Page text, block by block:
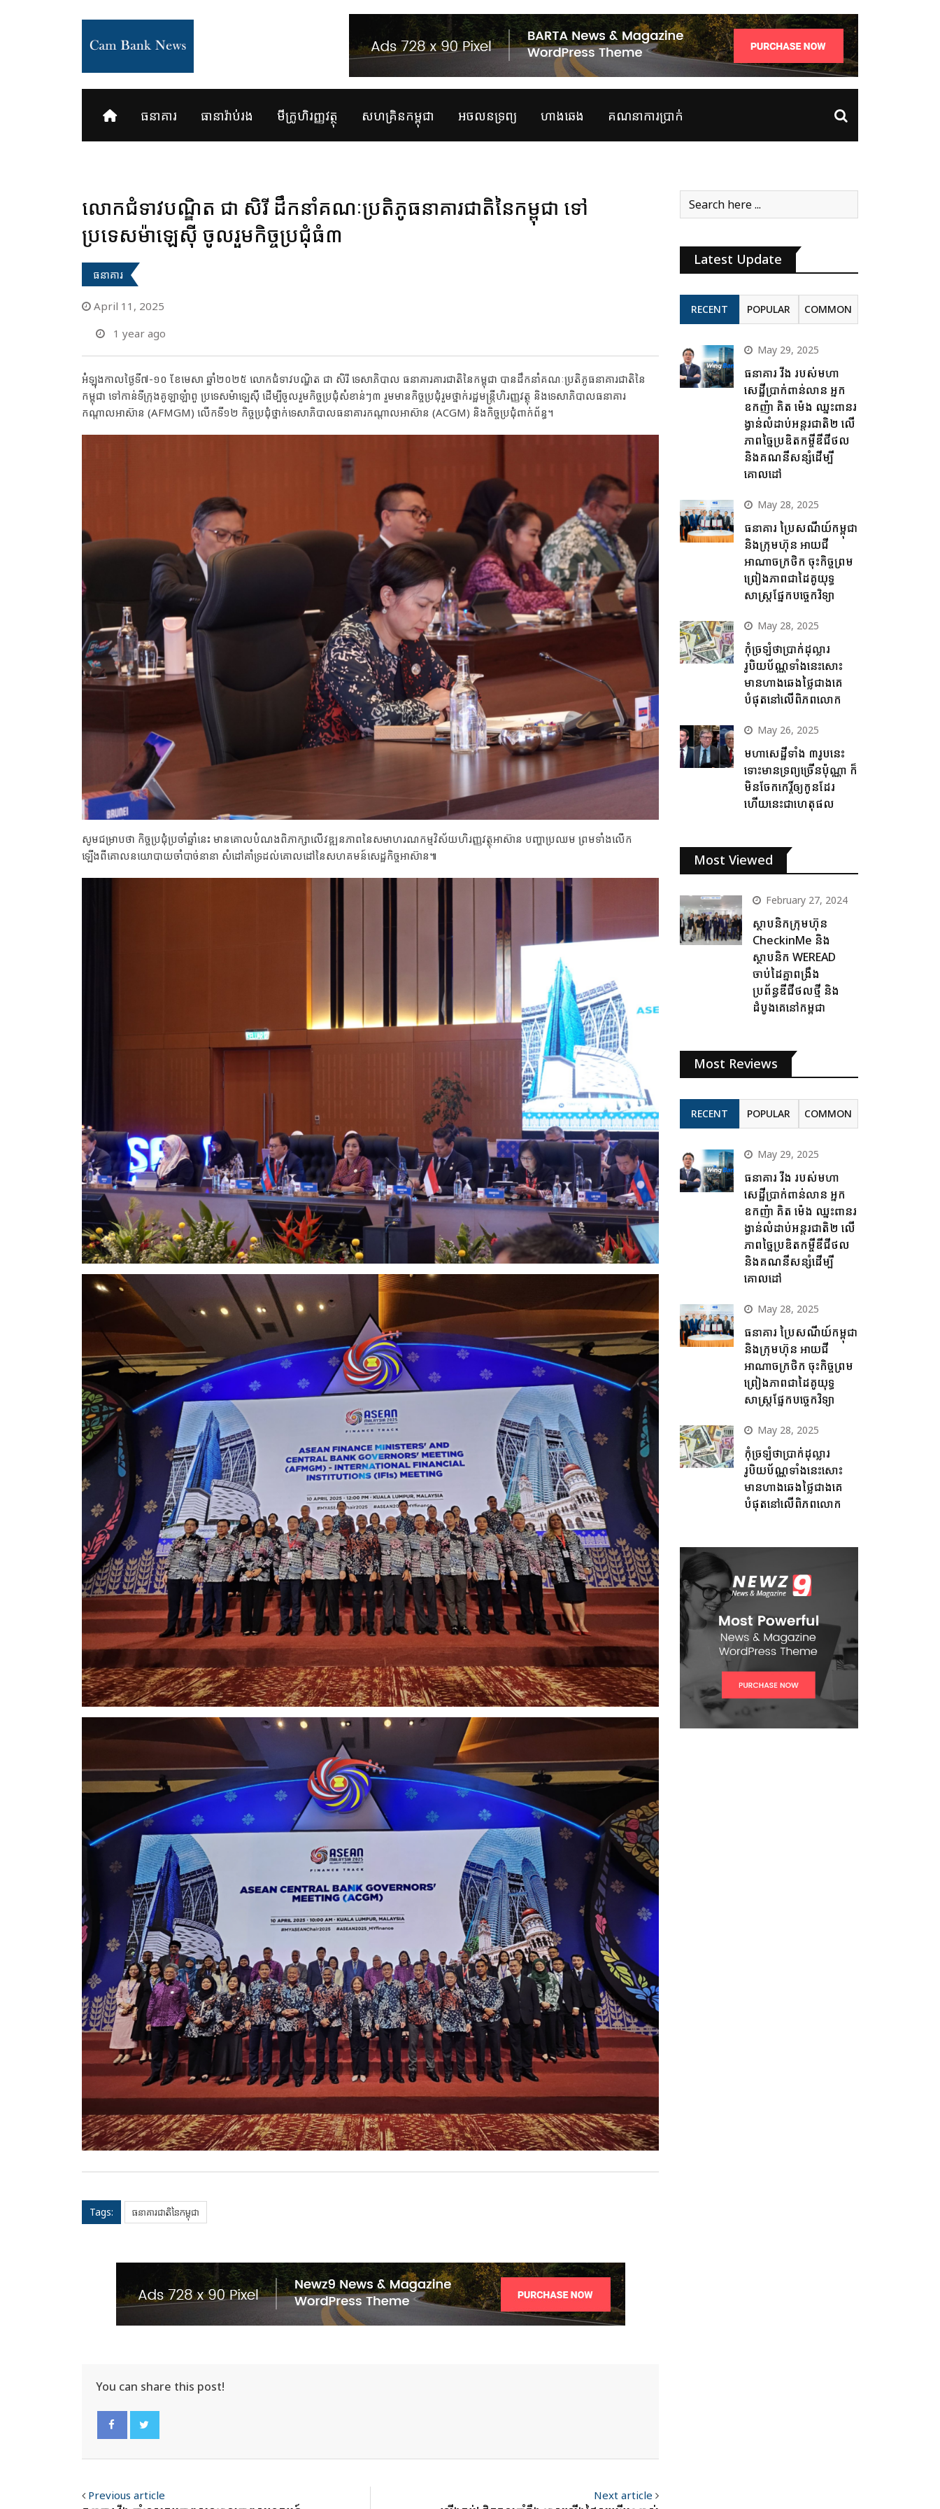
ធនាគារ ធានារ៉ាប់រង មីក្រូហិរញ្ញវត្ថុ សហគ្រិនកម្ពុជា អចលនទ្រព្យ ហាងឆេង គណនាការប្រាក់
លោកជំទាវបណ្ឌិត ជា សិរី ដឹកនាំគណៈប្រតិភូធនាគារជាតិនៃកម្ពុជា ទៅ
ប្រទេសម៉ាឡេស៊ី ចូលរួមកិច្ចប្រជុំធំ៣
ធនាគារ
April 11, 2025
1 year ago
អំឡុងកាលថ្ងៃទី៧-១០ ខែមេសា ឆ្នាំ២០២៥ លោកជំទាវបណ្ឌិត ជា សិរី ទេសាភិបាល ធនាគារគារជាតិនៃកម្ពុជា បានដឹកនាំគណៈប្រតិភូធនាគារជាតិនៃ
កម្ពុជា ទៅកាន់ទីក្រុងគូឡាឡំាពួ ប្រទេសម៉ាឡេស៊ី ដើម្បីចូលរួមកិច្ចប្រជុំសំខាន់ៗ៣ រួមមានកិច្ចប្រជុំរួមថ្នាក់រដ្ឋមន្ត្រីហិរញ្ញវត្ថុ និងទេសាភិបាលធនាគារ
កណ្តាលអាស៊ាន (AFMGM) លើកទី១២ កិច្ចប្រជុំថ្នាក់ទេសាភិបាលធនាគារកណ្តាលអាស៊ាន (ACGM) និងកិច្ចប្រជុំពាក់ព័ន្ធ។
សូមជម្រាបថា កិច្ចប្រជុំប្រចាំឆ្នាំនេះ មានគោលបំណងពិភាក្សាលើវឌ្ឍនភាពនៃសមាហរណកម្មវិស័យហិរញ្ញវត្ថុអាស៊ាន បញ្ហាប្រឈម ព្រមទាំងលើក
ឡើងពីគោលនយោបាយចាំបាច់នានា សំដៅគាំទ្រដល់គោលដៅនៃសហគមន៍សេដ្ឋកិច្ចអាស៊ាន៕
Tags: ធនាគារជាតិនៃកម្ពុជា
You can share this post!
Previous article Next article
Latest Update
RECENT POPULAR COMMON
May 29, 2025
ធនាគារ វីង របស់មហា
សេដ្ឋីប្រាក់ពាន់លាន អ្នក
ឧកញ៉ា គិត ម៉េង ឈ្នះពានរ
ង្វាន់លំដាប់អន្តរជាតិ២ លើ
ភាពច្នៃប្រឌិតកម្ចីឌីជីថល
និងគណនីសន្សំដើម្បី
គោលដៅ
May 28, 2025
ធនាគារ ប្រៃសណីយ៍កម្ពុជា
និងក្រុមហ៊ុន អាយជី
អាណាចក្រថិក ចុះកិច្ចព្រម
ព្រៀងភាពជាដៃគូយុទ្ធ
សាស្ត្រផ្នែកបច្ចេកវិទ្យា
May 28, 2025
កុំច្រឡំថាប្រាក់ដុល្លារ
រូបិយប័ណ្ណទាំងនេះសោះ
មានហាងឆេងថ្លៃជាងគេ
បំផុតនៅលើពិភពលោក
May 26, 2025
មហាសេដ្ឋីទាំង ៣រូបនេះ
ទោះមានទ្រព្យច្រើនប៉ុណ្ណា ក៏
មិនចែកកេរ្តិ៍ឲ្យកូនដែរ
ហើយនេះជាហេតុផល
Most Viewed
February 27, 2024
ស្ថាបនិកក្រុមហ៊ុន
CheckinMe និង
ស្ថាបនិក WEREAD
ចាប់ដៃគ្នាពង្រឹង
ប្រព័ន្ធឌីជីថលថ្មី និង
ដំបូងគេនៅកម្ពុជា
Most Reviews
RECENT POPULAR COMMON
May 29, 2025
ធនាគារ វីង របស់មហា
សេដ្ឋីប្រាក់ពាន់លាន អ្នក
ឧកញ៉ា គិត ម៉េង ឈ្នះពានរ
ង្វាន់លំដាប់អន្តរជាតិ២ លើ
ភាពច្នៃប្រឌិតកម្ចីឌីជីថល
និងគណនីសន្សំដើម្បី
គោលដៅ
May 28, 2025
ធនាគារ ប្រៃសណីយ៍កម្ពុជា
និងក្រុមហ៊ុន អាយជី
អាណាចក្រថិក ចុះកិច្ចព្រម
ព្រៀងភាពជាដៃគូយុទ្ធ
សាស្ត្រផ្នែកបច្ចេកវិទ្យា
May 28, 2025
កុំច្រឡំថាប្រាក់ដុល្លារ
រូបិយប័ណ្ណទាំងនេះសោះ
មានហាងឆេងថ្លៃជាងគេ
បំផុតនៅលើពិភពលោក